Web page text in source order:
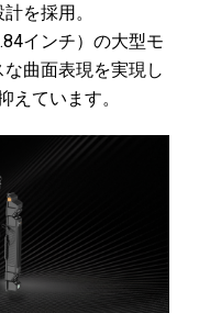
を採用。
インチ）の大型モ
曲面表現を実現し
えています。